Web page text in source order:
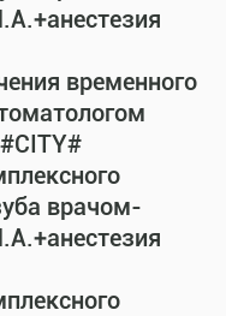
временного
врачом-